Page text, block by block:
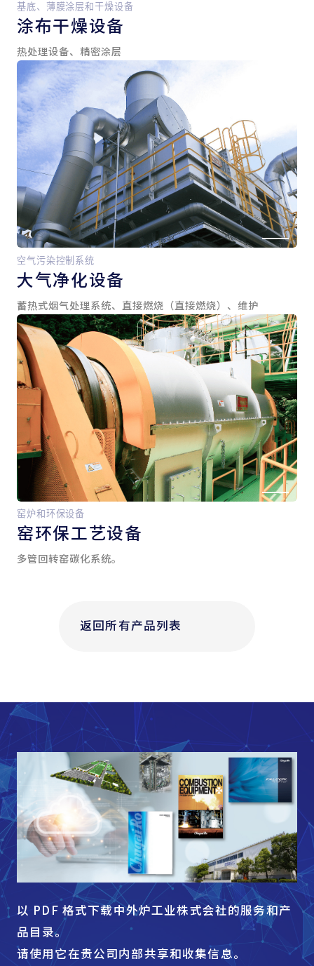
基底、薄膜涂层和干燥设备
涂布干燥设备
热处理设备、精密涂层
空气污染控制系统
大气净化设备
蓄热式烟气处理系统、直接燃烧（直接燃烧）、维护
窑炉和环保设备
窑环保工艺设备
多管回转窑碳化系统。
返回所有产品列表
以 PDF 格式下载中外炉工业株式会社的服务和产
品目录。
请使用它在贵公司内部共享和收集信息。